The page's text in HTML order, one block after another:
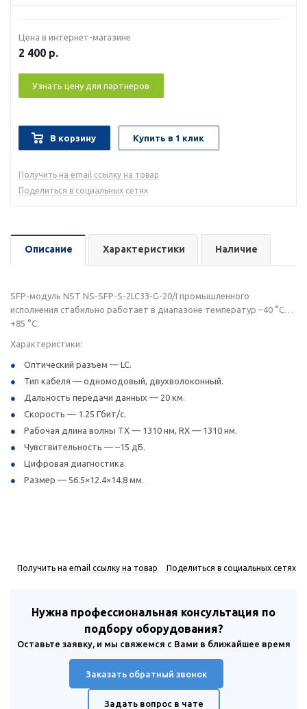
Цена в интернет-магазине
2 400 р.
Узнать цену для партнеров
В корзину Купить в 1 клик
Получить на email ссылку на товар
Поделиться в социальных сетях
Описание Характеристики Наличие
SFP-модуль NST NS-SFP-S-2LC33-G-20/I промышленного
исполнения стабильно работает в диапазоне температур –40 °C…
+85 °C.
Характеристики:
Оптический разъем — LC.
Тип кабеля — одномодовый, двухволоконный.
Дальность передачи данных — 20 км.
Скорость — 1.25 Гбит/с.
Рабочая длина волны TX — 1310 нм, RX — 1310 нм.
Чувствительность — –15 дБ.
Цифровая диагностика.
Размер — 56.5×12.4×14.8 мм.
Получить на email ссылку на товар Поделиться в социальных сетях
Нужна профессиональная консультация по
подбору оборудования?
Оставьте заявку, и мы свяжемся с Вами в ближайшее время
Заказать обратный звонок
Задать вопрос в чате